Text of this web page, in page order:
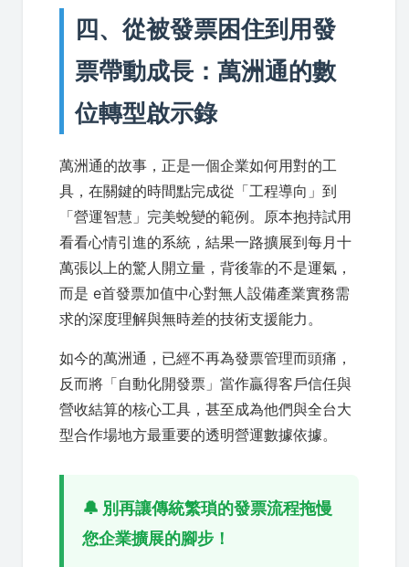
四、從被發票困住到用發
票帶動成長：萬洲通的數
位轉型啟示錄
萬洲通的故事，正是一個企業如何用對的工
具，在關鍵的時間點完成從「工程導向」到
「營運智慧」完美蛻變的範例。原本抱持試用
看看心情引進的系統，結果一路擴展到每月十
萬張以上的驚人開立量，背後靠的不是運氣，
而是 e首發票加值中心對無人設備產業實務需
求的深度理解與無時差的技術支援能力。
如今的萬洲通，已經不再為發票管理而頭痛，
反而將「自動化開發票」當作贏得客戶信任與
營收結算的核心工具，甚至成為他們與全台大
型合作場地方最重要的透明營運數據依據。
🔔 別再讓傳統繁瑣的發票流程拖慢
您企業擴展的腳步！